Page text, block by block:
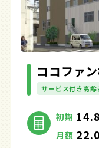
ココファ
サービス付き高齢
初期
月額